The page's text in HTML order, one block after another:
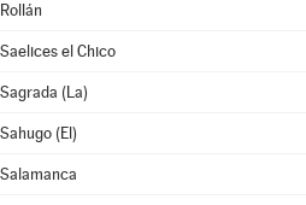
Rollán
Saelices el Chico
Sagrada (La)
Sahugo (El)
Salamanca